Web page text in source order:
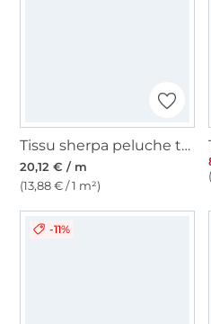
Tissu sherpa peluche teddy brodé léger, taupe
20,12 € / m
(13,88 € / 1 m²)
-11%